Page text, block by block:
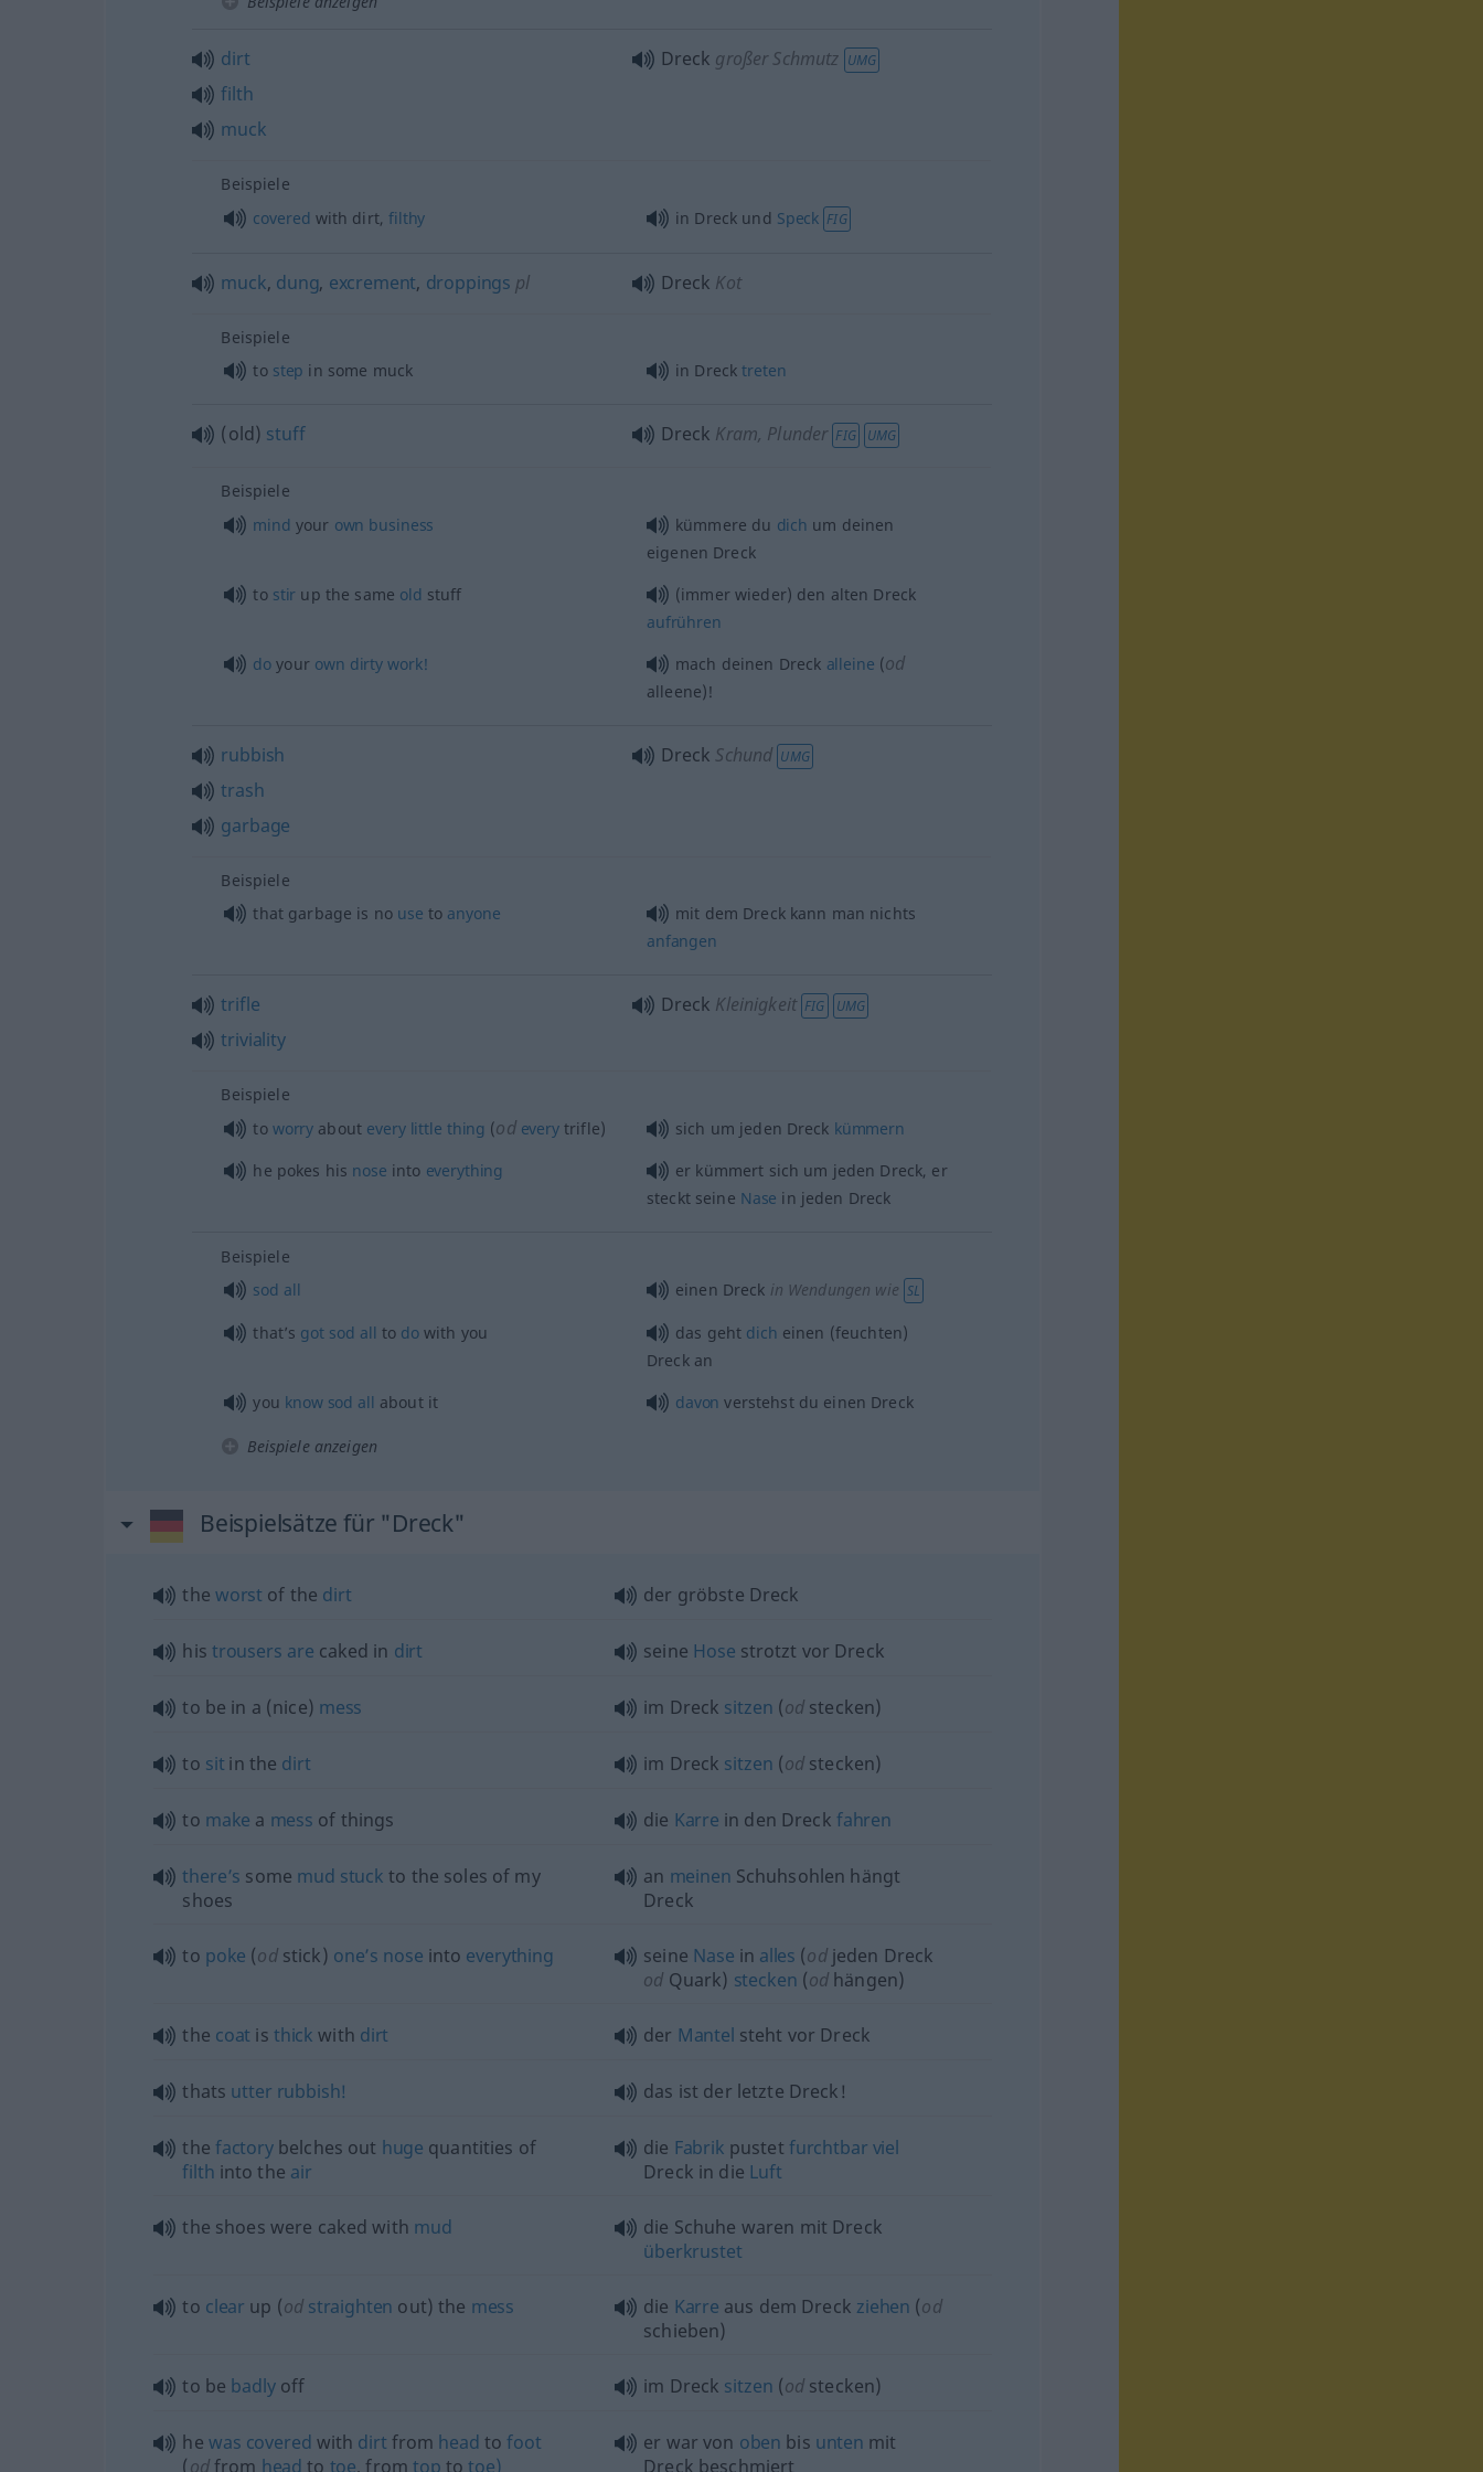
dirt
filth
muck
Dreck großer Schmutz UMG
Beispiele
covered with dirt,filthy in Dreck und Speck FIG
muck, dung, excrement, droppings pl Dreck Kot
Beispiele
to step in some muck in Drecktreten
(old) stuff Dreck Kram, Plunder FIG UMG
Beispiele
mind your own business kümmere du dich um deinen
eigenen Dreck
to stir up the same old stuff
(immer wieder) den alten Dreck
aufrühren
do your own dirty work! mach deinen Dreck alleine (od
alleene)!
rubbish
trash
garbage
Dreck Schund UMG
Beispiele
that garbage is no use to anyone
mit dem Dreck kann man nichts
anfangen
trifle
triviality
Dreck Kleinigkeit FIG UMG
Beispiele
to worry about every little thing (odeverytrifle) sich um jeden Dreck kümmern
he pokes his nose into everything
er kümmert sich um jeden Dreck, er
steckt seine Nase in jeden Dreck
Beispiele
sod all einen Dreck in Wendungen wie SL
that’s got sod all to dowith you das geht dich einen (feuchten)
Dreck an
you know sod all about it davon verstehst du einen Dreck
Beispiele anzeigen
Beispielsätze für "Dreck"
the worst of the dirt der gröbste Dreck
his trousers are caked in dirt seine Hose strotzt vor Dreck
to be in a (nice) mess im Dreck sitzen (od stecken)
to sit in the dirt im Dreck sitzen (od stecken)
to make a mess of things die Karre in den Dreck fahren
there’s some mud stuck to the soles of my
shoes
an meinen Schuhsohlen hängt
Dreck
to poke (odstick) one’s nose into everything seine Nase in alles (odjeden Dreck
od Quark) stecken (od hängen)
the coat is thick with dirt der Mantel steht vor Dreck
thats utter rubbish! das ist der letzte Dreck!
the factorybelches out huge quantities of
filth into the air
die Fabrik pustet furchtbar viel
Dreck in die Luft
the shoes were caked with mud
die Schuhe waren mit Dreck
überkrustet
to clear up (od straighten out) the mess die Karre aus dem Dreck ziehen (od
schieben)
to be badlyoff im Dreck sitzen (od stecken)
he was covered with dirt from head tofoot
(odfrom head to toe, fromtop totoe)
er war von oben bis unten mit
Dreck beschmiert